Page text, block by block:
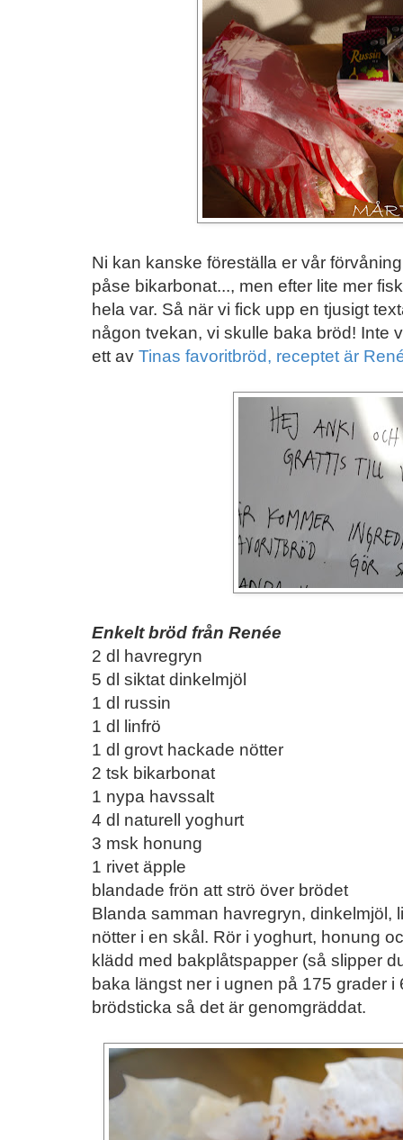
Ni kan kanske föreställa er vår
påse bikarbonat..., men efter lite mer
hela var. Så när vi fick upp en tjusigt
någon tvekan, vi skulle baka bröd! Inte
ett av Tinas favoritbröd, receptet är
Enkelt bröd från Renée
2 dl havregryn
5 dl siktat dinkelmjöl
1 dl russin
1 dl linfrö
1 dl grovt hackade nötter
2 tsk bikarbonat
1 nypa havssalt
4 dl naturell yoghurt
3 msk honung
1 rivet äpple
blandade frön att strö över brödet
Blanda samman havregryn, dinkelmjöl,
nötter i en skål. Rör i yoghurt, honung
klädd med bakplåtspapper (så slipper
baka längst ner i ugnen på 175 grader i
brödsticka så det är genomgräddat.